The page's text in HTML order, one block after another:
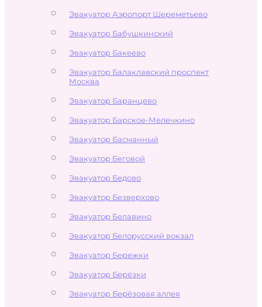
Эвакуатор Аэропорт Шереметьево
Эвакуатор Бабушкинский
Эвакуатор Бакеево
Эвакуатор Балаклавский проспект
Москва
Эвакуатор Баранцево
Эвакуатор Барское-Мелечкино
Эвакуатор Басманный
Эвакуатор Беговой
Эвакуатор Бедово
Эвакуатор Безверхово
Эвакуатор Белавино
Эвакуатор Белорусский вокзал
Эвакуатор Бережки
Эвакуатор Берёзки
Эвакуатор Берёзовая аллея